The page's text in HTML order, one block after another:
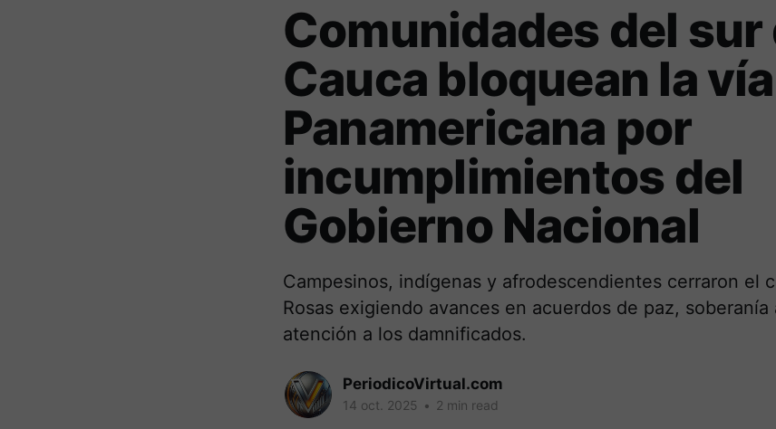
Comunidades del sur
Cauca bloquean la vía
Panamericana por
incumplimientos del
Gobierno Nacional
Campesinos, indígenas y afrodescendientes cerraron el
Rosas exigiendo avances en acuerdos de paz, soberanía
atención a los damnificados.
PeriodicoVirtual.com
14 oct. 2025 • 2 min read